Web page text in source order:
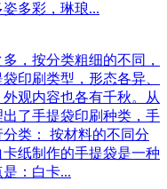
多彩，琳琅...
，按分类粗细的不同，
印刷类型，形态各异、
观内容也各有千秋。从
了手提袋印刷种类，手
类： 按材料的不同分
纸制作的手提袋是一种
：白卡...